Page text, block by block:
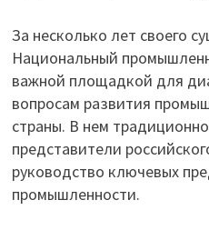
За несколько лет своего
Национальный
важной площадкой для
вопросам развития
страны. В нем
представители
руководство ключевых
промышленности.